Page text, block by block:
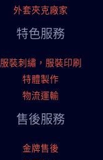
外套夾克廠家
特色服務
服裝刺繡，服裝印刷
特體製作
物流運輸
售後服務
金牌售後